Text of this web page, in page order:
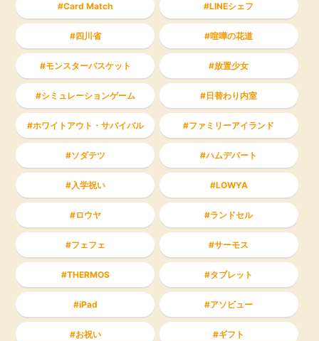
Card Match LINEシェフ
四川省 喧嘩の花道
モンスターバスケット 放置少女
シミュレーションゲーム 日替わり内室
ホワイトアウト・サバイバル ファミリーアイランド
ソダテツ ハムデパート
入学祝い LOWYA
ロウヤ ランドセル
フェフェ サーモス
THERMOS タブレット
iPad アソビュー
お祝い ギフト